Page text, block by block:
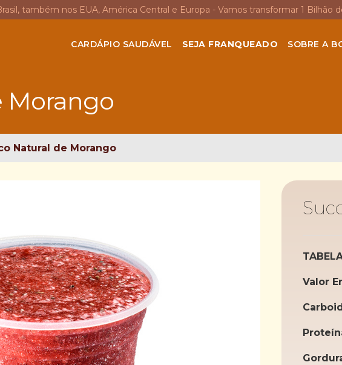
também nos EUA, América Central e Europa - Vamos transformar 1 Bilhão
CARDÁPIO SAUDÁVEL SEJA FRANQUEADO SOBRE A
Morango
Natural de Morango
Valor